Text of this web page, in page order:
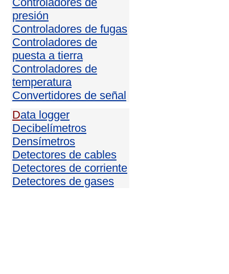
presión
Controladores de fugas
Controladores de
puesta a tierra
Controladores de
temperatura
Convertidores de señal
Data logger
Decibelímetros
Densímetros
Detectores de cables
Detectores de corriente
Detectores de gases